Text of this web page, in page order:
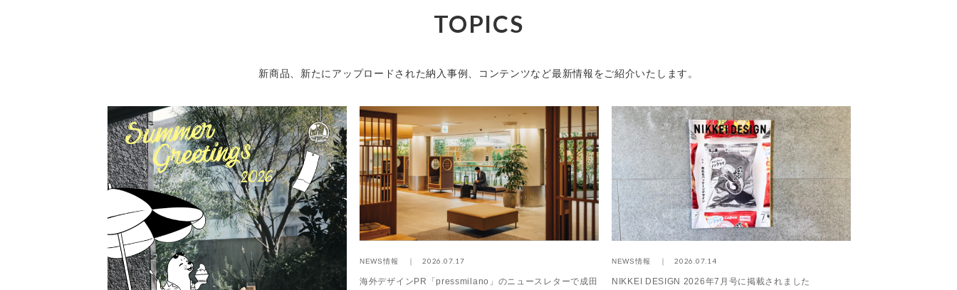
TOPICS
新商品、新たにアップロードされた納入事例、コンテンツなど最新情報をご紹介いたします。
NEWS情報 2026.07.17
海外デザインPR「pressmilano」のニュースレターで成田
NEWS情報 2026.07.14
NIKKEI DESIGN 2026年7月号に掲載されました